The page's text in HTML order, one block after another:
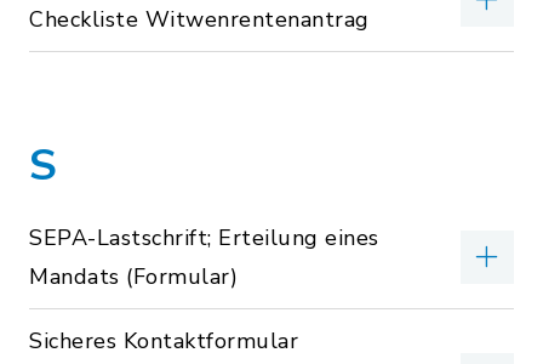
Checkliste Witwenrentenantrag
S
SEPA-Lastschrift; Erteilung eines
Mandats (Formular)
Sicheres Kontaktformular